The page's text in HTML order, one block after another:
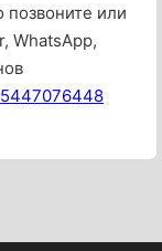
позвоните или
WhatsApp,